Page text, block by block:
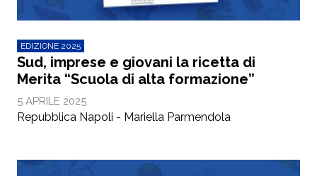
EDIZIONE 2025
Sud, imprese e giovani la ricetta di
Merita “Scuola di alta formazione”
5 APRILE 2025
Repubblica Napoli - Mariella Parmendola